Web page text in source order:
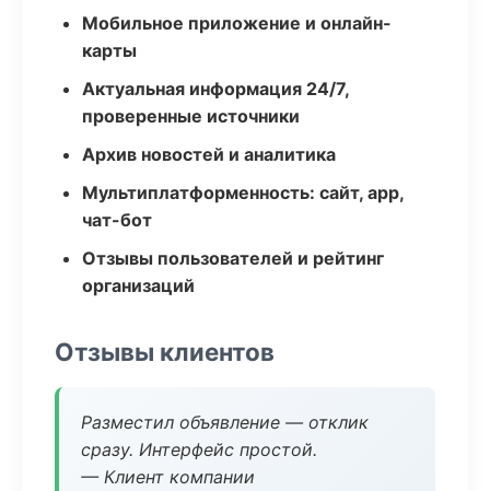
Мобильное приложение и онлайн-
карты
Актуальная информация 24/7,
проверенные источники
Архив новостей и аналитика
Мультиплатформенность: сайт, app,
чат-бот
Отзывы пользователей и рейтинг
организаций
Отзывы клиентов
Разместил объявление — отклик
сразу. Интерфейс простой.
— Клиент компании